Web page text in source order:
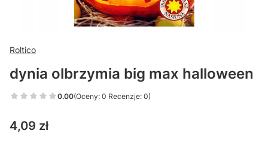
Roltico
dynia olbrzymia big max halloween
0.00(Oceny: 0 Recenzje: 0)
Cena
4,09 zł